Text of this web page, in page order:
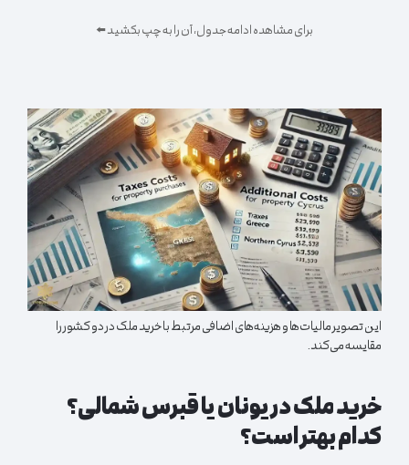
برای مشاهده ادامه جدول، آن را به چپ بکشید ⬅️
این تصویر مالیات‌ها و هزینه‌های اضافی مرتبط با خرید ملک در دو کشور را
مقایسه می‌کند.
خرید ملک در یونان یا قبرس شمالی؟
کدام بهتر است؟